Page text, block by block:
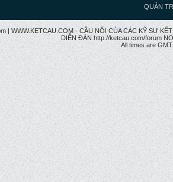
QUẢN
| WWW.KETCAU.COM - CẦU NỐI CỦA CÁC KỸ SƯ
DIỄN ĐÀN http://ketcau.com/forum
All times are